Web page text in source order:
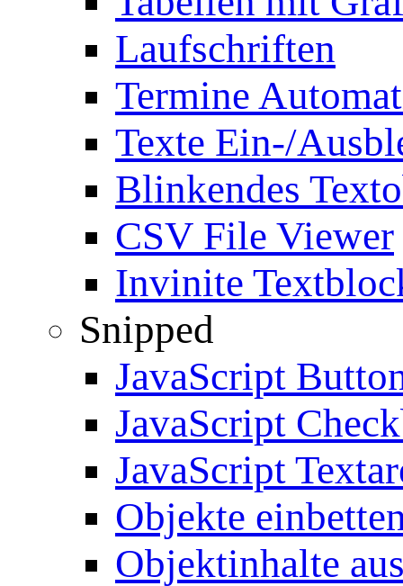
Laufschriften
Termine
Texte Ein-/
Blinkendes
CSV File Viewer
Invinite
Snipped
JavaScript
JavaScript
JavaScript
Objekte
Objektinhalte